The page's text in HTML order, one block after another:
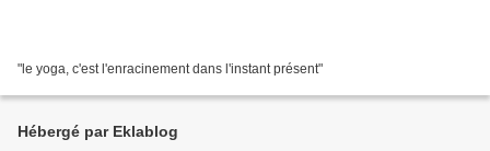
"le yoga, c'est l'enracinement dans l'instant présent"
Hébergé par Eklablog